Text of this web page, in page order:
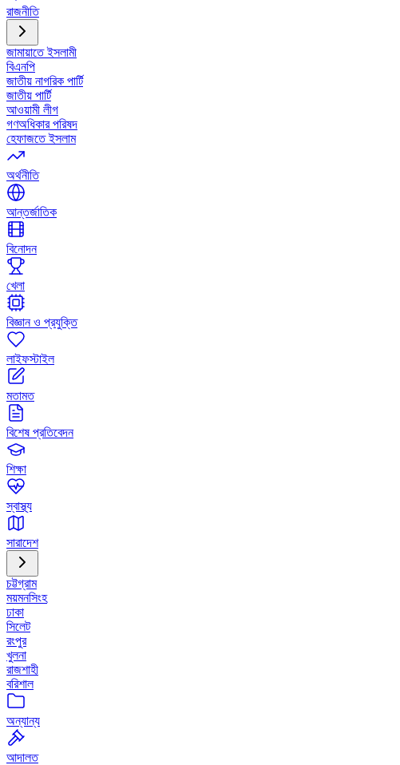
রাজনীতি
জামায়াতে ইসলামী
বিএনপি
জাতীয় নাগরিক পার্টি
জাতীয় পার্টি
আওয়ামী লীগ
গণঅধিকার পরিষদ
হেফাজতে ইসলাম
অর্থনীতি
আন্তর্জাতিক
বিনোদন
খেলা
বিজ্ঞান ও প্রযুক্তি
লাইফস্টাইল
মতামত
বিশেষ প্রতিবেদন
শিক্ষা
স্বাস্থ্য
সারাদেশ
চট্টগ্রাম
ময়মনসিংহ
ঢাকা
সিলেট
রংপুর
খুলনা
রাজশাহী
বরিশাল
অন্যান্য
আদালত